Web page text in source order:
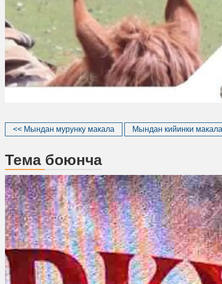
<< Мындан мурунку макала Мындан кийинки
Тема боюнча